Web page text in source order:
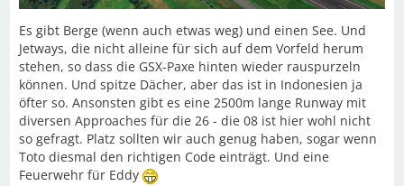
Es gibt Berge (wenn auch etwas weg) und einen See. Und
Jetways, die nicht alleine für sich auf dem Vorfeld herum
stehen, so dass die GSX-Paxe hinten wieder rauspurzeln
können. Und spitze Dächer, aber das ist in Indonesien ja
öfter so. Ansonsten gibt es eine 2500m lange Runway mit
diversen Approaches für die 26 - die 08 ist hier wohl nicht
so gefragt. Platz sollten wir auch genug haben, sogar wenn
Toto diesmal den richtigen Code einträgt. Und eine
Feuerwehr für Eddy